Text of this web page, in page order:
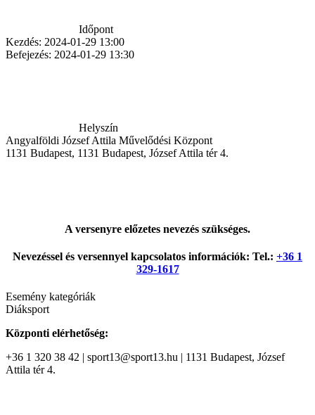
Időpont
Kezdés: 2024-01-29 13:00
Befejezés: 2024-01-29 13:30
Helyszín
Angyalföldi József Attila Művelődési Központ
1131 Budapest, 1131 Budapest, József Attila tér 4.
A versenyre előzetes nevezés szükséges.
Nevezéssel és versennyel kapcsolatos információk: Tel.: +36 1
329-1617
Esemény kategóriák
Diáksport
Központi elérhetőség:
+36 1 320 38 42 | sport13@sport13.hu | 1131 Budapest, József
Attila tér 4.